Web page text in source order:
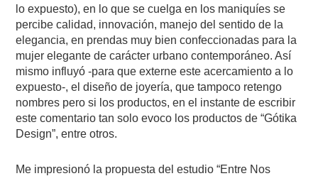
lo expuesto), en lo que se cuelga en los maniquíes se
percibe calidad, innovación, manejo del sentido de la
elegancia, en prendas muy bien confeccionadas para la
mujer elegante de carácter urbano contemporáneo. Así
mismo influyó -para que externe este acercamiento a lo
expuesto-, el diseño de joyería, que tampoco retengo
nombres pero si los productos, en el instante de escribir
este comentario tan solo evoco los productos de “Gótika
Design”, entre otros.
Me impresionó la propuesta del estudio “Entre Nos